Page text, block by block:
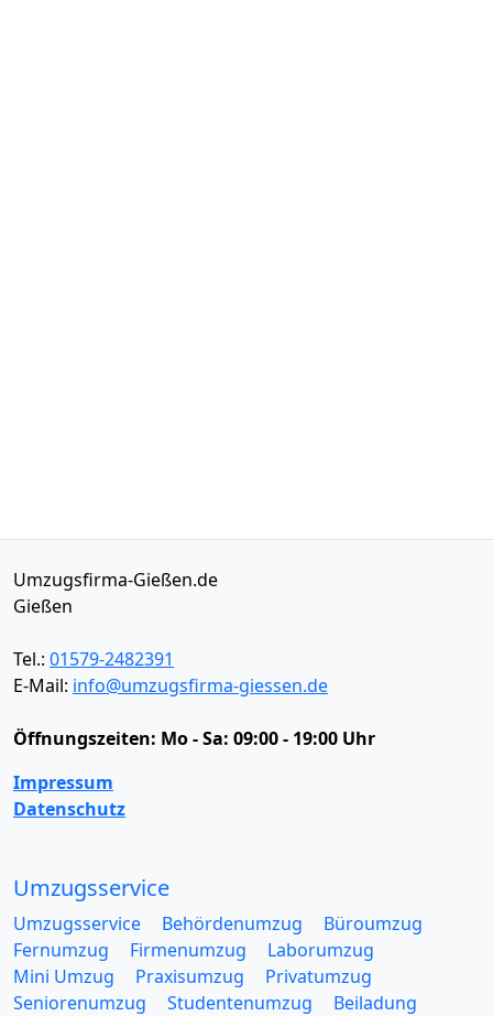
Umzugsfirma-Gießen.de
Gießen
Tel.: 01579-2482391
E-Mail: info@umzugsfirma-giessen.de
Öffnungszeiten: Mo - Sa: 09:00 - 19:00 Uhr
Impressum
Datenschutz
Umzugsservice
Umzugsservice Behördenumzug
Büroumzug
Fernumzug
Firmenumzug
Laborumzug
Mini Umzug
Praxisumzug
Privatumzug
Seniorenumzug
Studentenumzug
Beiladung